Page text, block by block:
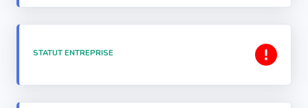
STATUT ENTREPRISE